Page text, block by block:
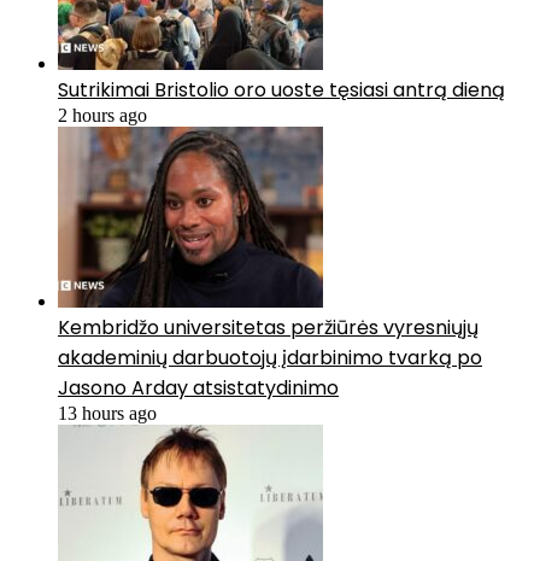
Sutrikimai Bristolio oro uoste tęsiasi antrą dieną
2 hours ago
Kembridžo universitetas peržiūrės vyresniųjų
akademinių darbuotojų įdarbinimo tvarką po
Jasono Arday atsistatydinimo
13 hours ago